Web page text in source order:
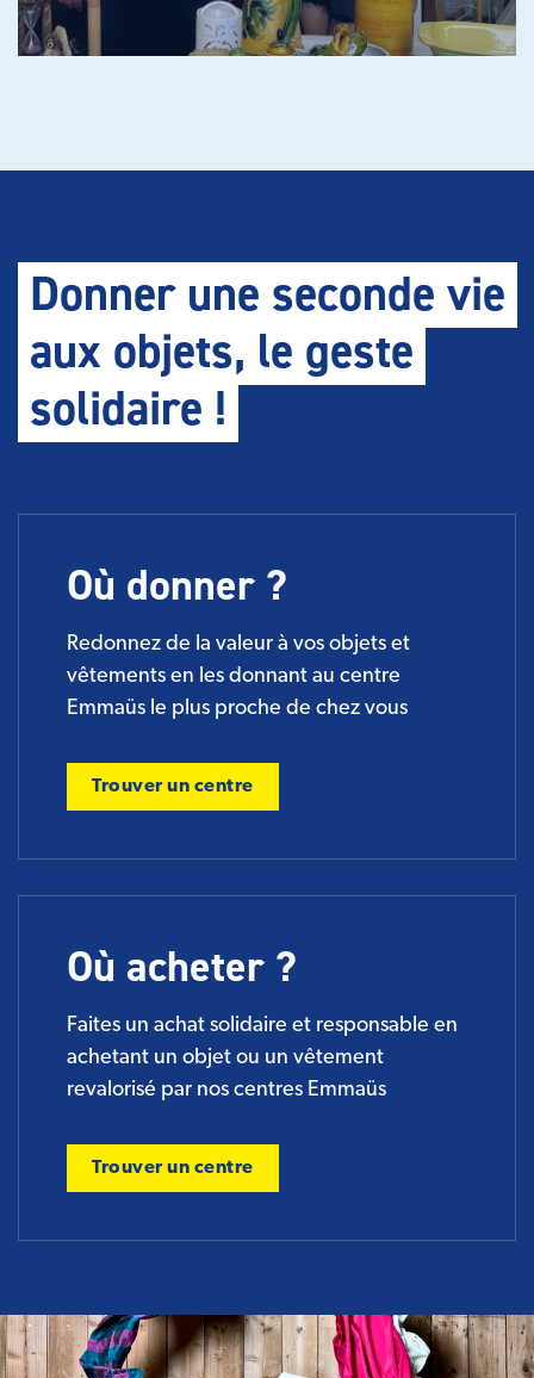
Donner une seconde vie
aux objets, le geste
solidaire !
Où donner ?
Redonnez de la valeur à vos objets et
vêtements en les donnant au centre
Emmaüs le plus proche de chez vous
Trouver un centre
Où acheter ?
Faites un achat solidaire et responsable en
achetant un objet ou un vêtement
revalorisé par nos centres Emmaüs
Trouver un centre